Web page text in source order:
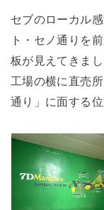
セブのローカル
ト・セノ通りを
板が見えてきまし
工場の横に直売
通り」に面する位